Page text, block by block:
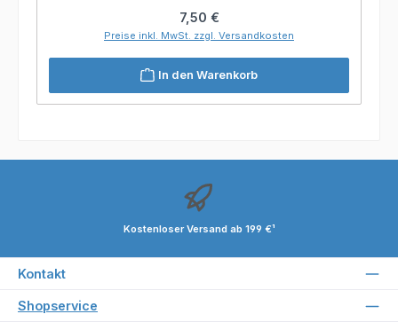
Regulärer Preis:
7,50 €
Preise inkl. MwSt. zzgl. Versandkosten
In den Warenkorb
Kostenloser Versand ab 199 €¹
Kontakt
Shopservice